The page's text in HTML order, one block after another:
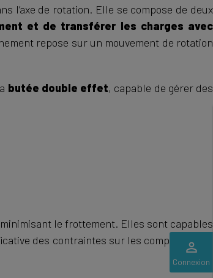
perm_identity
Connexion
l’axe de rotation. Elle se compose de deux
et de transférer les charges avec
repose sur un mouvement de rotation
butée double effet, capable de gérer des
le frottement. Elles sont capables
des contraintes sur les composants et